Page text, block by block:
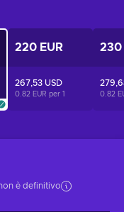
è definitivo
220 EUR
267,53 USD
0.82 EUR per 1
230
0.82